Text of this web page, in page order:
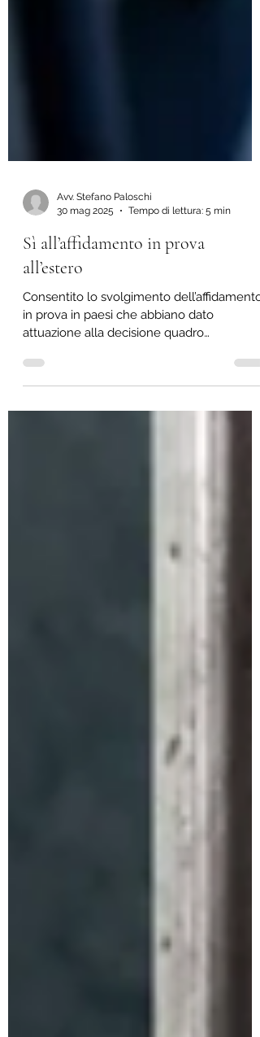
30 mag 2025
Tempo di lettura: 5 min
Sì all’affidamento in prova
all’estero
Consentito lo svolgimento dell’affidamento
attuazione alla decisione quadro
2008/947/GAI